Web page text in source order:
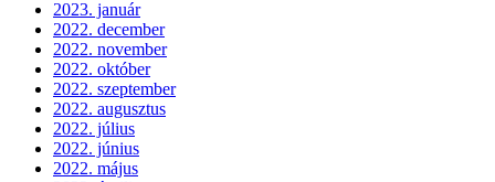
2023. január
2022. december
2022. november
2022. október
2022. szeptember
2022. augusztus
2022. július
2022. június
2022. május